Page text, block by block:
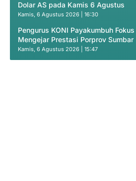
Dolar AS pada Kamis 6 Agustus
Kamis, 6 Agustus 2026 | 16:30
Pengurus KONI Payakumbuh Fokus
Mengejar Prestasi Porprov Sumbar
Kamis, 6 Agustus 2026 | 15:47